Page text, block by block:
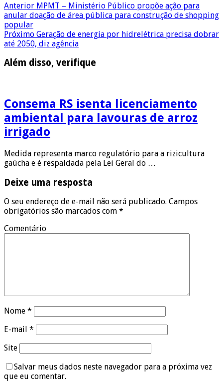
Anterior MPMT – Ministério Público propõe ação para
anular doação de área pública para construção de shopping
popular
Próximo Geração de energia por hidrelétrica precisa dobrar
até 2050, diz agência
Além disso, verifique
Consema RS isenta licenciamento
ambiental para lavouras de arroz
irrigado
Medida representa marco regulatório para a rizicultura
gaúcha e é respaldada pela Lei Geral do …
Deixe uma resposta
O seu endereço de e-mail não será publicado. Campos
obrigatórios são marcados com *
Comentário
Nome *
E-mail *
Site
Salvar meus dados neste navegador para a próxima vez
que eu comentar.